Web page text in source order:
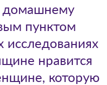
домашнему
пунктом
исследованиях
нравится
которую